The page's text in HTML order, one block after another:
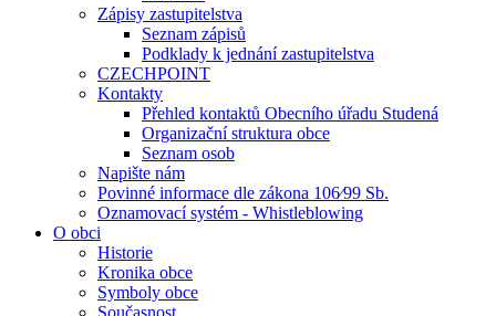
Zápisy zastupitelstva
Seznam zápisů
Podklady k jednání zastupitelstva
CZECHPOINT
Kontakty
Přehled kontaktů Obecního úřadu Studená
Organizační struktura obce
Seznam osob
Napište nám
Povinné informace dle zákona 106⁄99 Sb.
Oznamovací systém - Whistleblowing
O obci
Historie
Kronika obce
Symboly obce
Současnost